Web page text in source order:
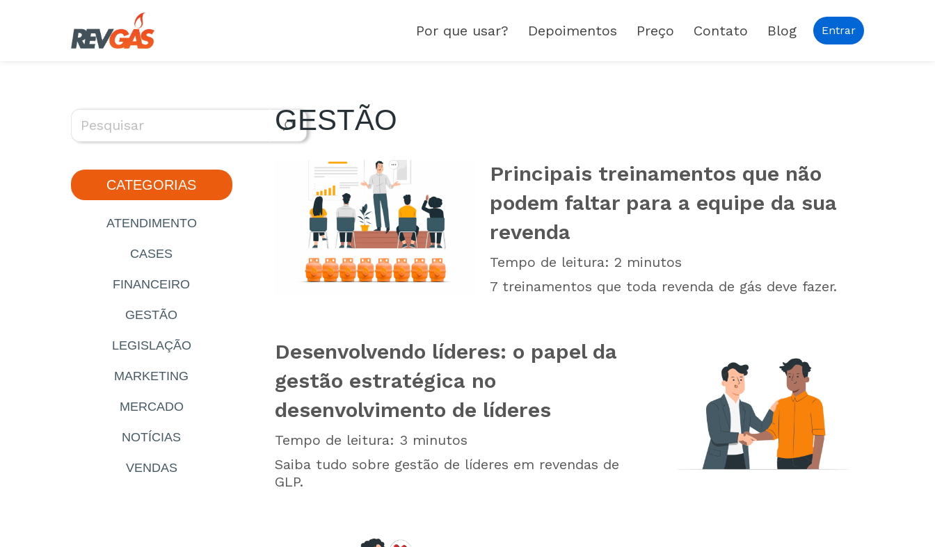
Por que usar? Depoimentos Preço Contato Blog Entrar
CATEGORIAS
ATENDIMENTO
CASES
FINANCEIRO
GESTÃO
LEGISLAÇÃO
MARKETING
MERCADO
NOTÍCIAS
VENDAS
GESTÃO
Principais treinamentos que não
podem faltar para a equipe da sua
revenda
Tempo de leitura:2 minutos
7 treinamentos que toda revenda de gás deve fazer.
Desenvolvendo líderes: o papel da
gestão estratégica no
desenvolvimento de líderes
Tempo de leitura: 3 minutos
Saiba tudo sobre gestão de líderes em revendas de
GLP.